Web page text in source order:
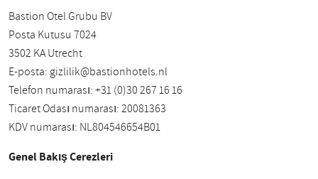
Bastion Otel Grubu BV
Posta Kutusu 7024
3502 KA Utrecht
E-posta: gizlilik@bastionhotels.nl
Telefon numarası: +31 (0)30 267 16 16
Ticaret Odası numarası: 20081363
KDV numarası: NL804546654B01
Genel Bakış Çerezleri